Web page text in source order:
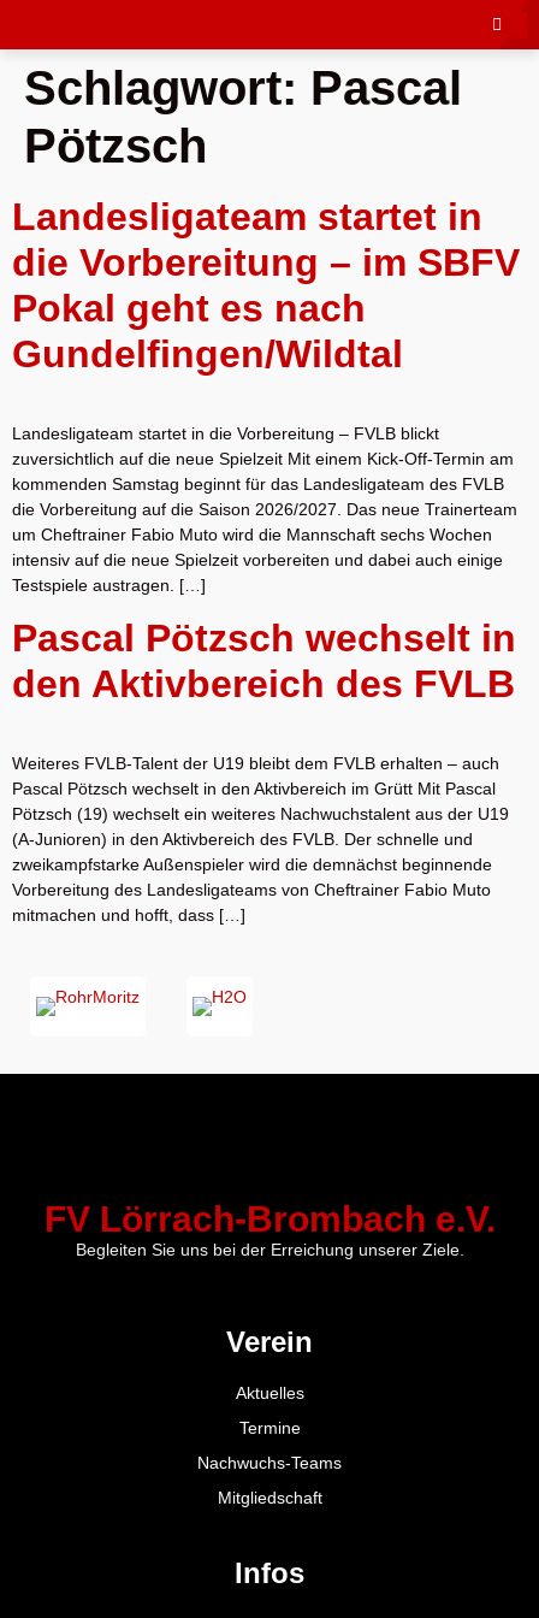
Schlagwort: Pascal
Pötzsch
Landesligateam startet in
die Vorbereitung – im SBFV
Pokal geht es nach
Gundelfingen/Wildtal
Landesligateam startet in die Vorbereitung – FVLB blickt
zuversichtlich auf die neue Spielzeit Mit einem Kick-Off-Termin am
kommenden Samstag beginnt für das Landesligateam des FVLB
die Vorbereitung auf die Saison 2026/2027. Das neue Trainerteam
um Cheftrainer Fabio Muto wird die Mannschaft sechs Wochen
intensiv auf die neue Spielzeit vorbereiten und dabei auch einige
Testspiele austragen. […]
Pascal Pötzsch wechselt in
den Aktivbereich des FVLB
Weiteres FVLB-Talent der U19 bleibt dem FVLB erhalten – auch
Pascal Pötzsch wechselt in den Aktivbereich im Grütt Mit Pascal
Pötzsch (19) wechselt ein weiteres Nachwuchstalent aus der U19
(A-Junioren) in den Aktivbereich des FVLB. Der schnelle und
zweikampfstarke Außenspieler wird die demnächst beginnende
Vorbereitung des Landesligateams von Cheftrainer Fabio Muto
mitmachen und hofft, dass […]
FV Lörrach-Brombach e.V.
Begleiten Sie uns bei der Erreichung unserer Ziele.
Verein
Aktuelles
Termine
Nachwuchs-Teams
Mitgliedschaft
Infos